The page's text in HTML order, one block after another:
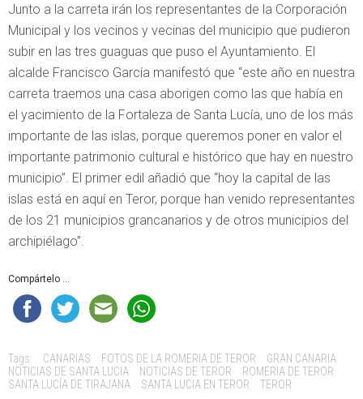
Junto a la carreta irán los representantes de la Corporación
Municipal y los vecinos y vecinas del municipio que pudieron
subir en las tres guaguas que puso el Ayuntamiento. El
alcalde Francisco García manifestó que “este año en nuestra
carreta traemos una casa aborigen como las que había en
el yacimiento de la Fortaleza de Santa Lucía, uno de los más
importante de las islas, porque queremos poner en valor el
importante patrimonio cultural e histórico que hay en nuestro
municipio”. El primer edil añadió que “hoy la capital de las
islas está en aquí en Teror, porque han venido representantes
de los 21 municipios grancanarios y de otros municipios del
archipiélago”.
Compártelo ...
Tags: CANARIAS FOTOS DE LA ROMERIA DE TEROR
GRAN CANARIA
NOTICIAS DE SANTA LUCIA
NOTICIAS DE TEROR
ROMERIA DE TEROR
SANTA LUCÍA DE TIRAJANA
SANTA LUCIA EN TEROR TEROR